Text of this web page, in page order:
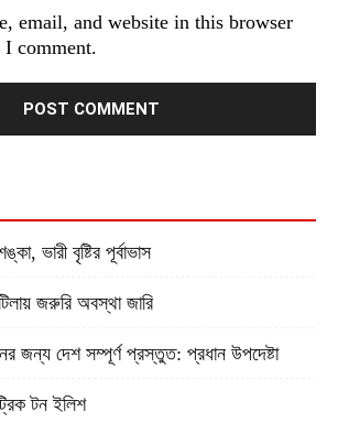
email, and website in this browser
comment.
ভারী বৃষ্টির পূর্বাভাস
জরুরি অবস্থা জারি
জন্য দেশ সম্পূর্ণ প্রস্তুত: প্রধান উপদেষ্টা
টন ইলিশ